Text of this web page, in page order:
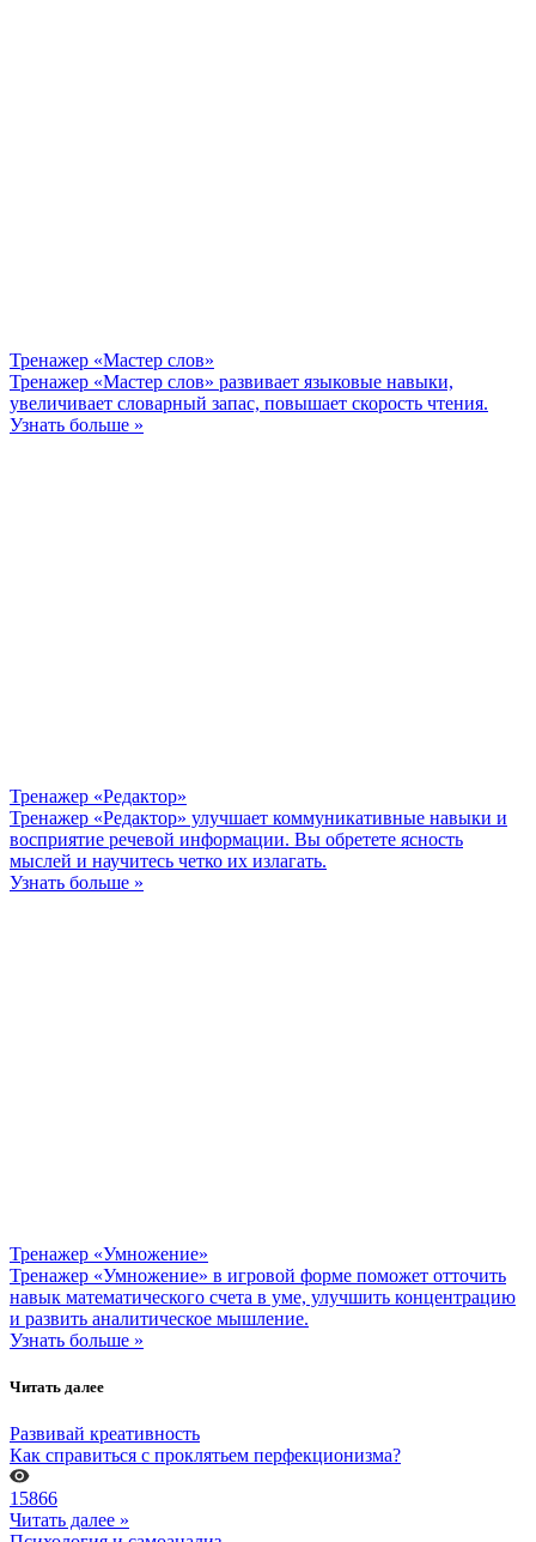
Тренажер «Мастер слов»
Тренажер «Мастер слов» развивает языковые навыки,
увеличивает словарный запас, повышает скорость чтения.
Узнать больше »
Тренажер «Редактор»
Тренажер «Редактор» улучшает коммуникативные навыки и
восприятие речевой информации. Вы обретете ясность
мыслей и научитесь четко их излагать.
Узнать больше »
Тренажер «Умножение»
Тренажер «Умножение» в игровой форме поможет отточить
навык математического счета в уме, улучшить концентрацию
и развить аналитическое мышление.
Узнать больше »
Читать далее
Развивай креативность
Как справиться с проклятьем перфекционизма?
15866
Читать далее »